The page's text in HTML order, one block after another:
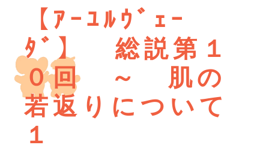
【ｱｰﾕﾙｳﾞｪｰ
ﾀﾞ】 総説第１
０回 ～ 肌の
若返りについて
１